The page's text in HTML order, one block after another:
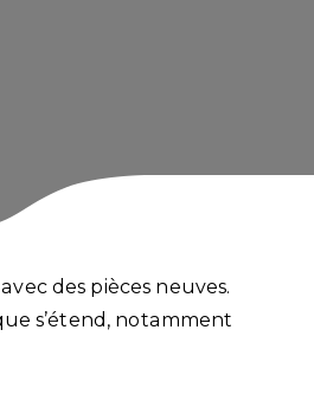
des pièces neuves.
s’étend, notamment